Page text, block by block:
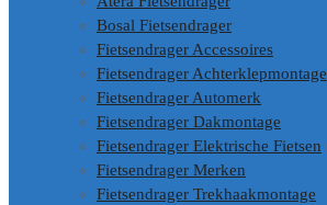
Bosal Fietsendrager
Fietsendrager Accessoires
Fietsendrager Achterklepmontage
Fietsendrager Automerk
Fietsendrager Dakmontage
Fietsendrager Elektrische Fietsen
Fietsendrager Merken
Fietsendrager Trekhaakmontage